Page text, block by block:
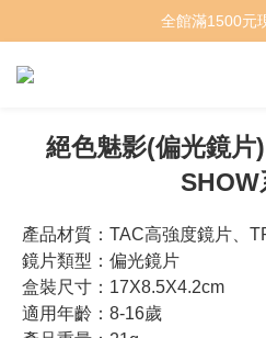
全館滿1500元
絕色魅影(偏光鏡
SHOW
產品材質：TAC高強度鏡片、
鏡片類型：偏光鏡片
盒裝尺寸：17X8.5X4.2cm
適用年齡：8-16歲